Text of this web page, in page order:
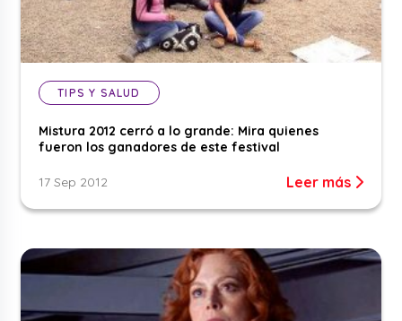
TIPS Y SALUD
Mistura 2012 cerró a lo grande: Mira quienes
fueron los ganadores de este festival
17 Sep 2012 Leer más